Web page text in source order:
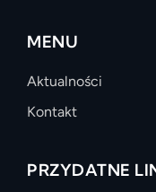
MENU
Aktualności
Kontakt
PRZYDATNE